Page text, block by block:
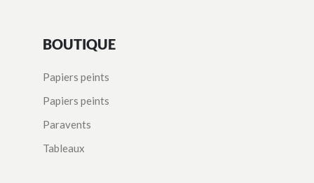
BOUTIQUE
Papiers peints
Papiers peints
Paravents
Tableaux